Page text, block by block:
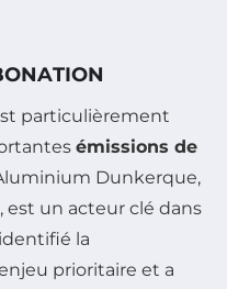
particulièrement
émissions de
Dunkerque,
, est un acteur clé dans
la
prioritaire et a